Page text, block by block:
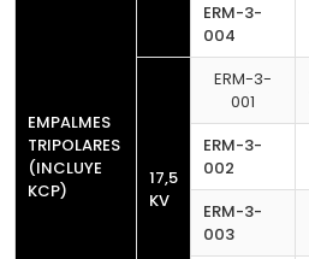
EMPALMES
TRIPOLARES
(INCLUYE
KCP)
ERM-3-
004
17,5
KV
ERM-3-
001
ERM-3-
002
ERM-3-
003